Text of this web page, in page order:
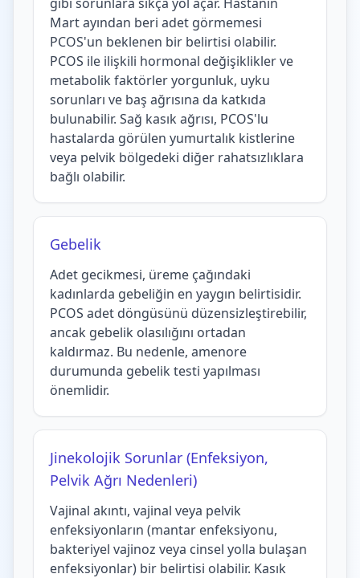
Mart ayından beri adet görmemesi
PCOS'un beklenen bir belirtisi olabilir.
PCOS ile ilişkili hormonal değişiklikler ve
metabolik faktörler yorgunluk, uyku
sorunları ve baş ağrısına da katkıda
bulunabilir. Sağ kasık ağrısı, PCOS'lu
hastalarda görülen yumurtalık kistlerine
veya pelvik bölgedeki diğer rahatsızlıklara
bağlı olabilir.
Gebelik
Adet gecikmesi, üreme çağındaki
kadınlarda gebeliğin en yaygın belirtisidir.
PCOS adet döngüsünü düzensizleştirebilir,
ancak gebelik olasılığını ortadan
kaldırmaz. Bu nedenle, amenore
durumunda gebelik testi yapılması
önemlidir.
Jinekolojik Sorunlar (Enfeksiyon,
Pelvik Ağrı Nedenleri)
Vajinal akıntı, vajinal veya pelvik
enfeksiyonların (mantar enfeksiyonu,
bakteriyel vajinoz veya cinsel yolla bulaşan
enfeksiyonlar) bir belirtisi olabilir. Kasık